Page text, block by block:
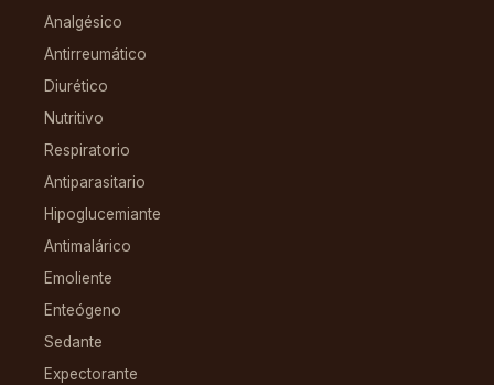
Analgésico
Antirreumático
Diurético
Nutritivo
Respiratorio
Antiparasitario
Hipoglucemiante
Antimalárico
Emoliente
Enteógeno
Sedante
Expectorante